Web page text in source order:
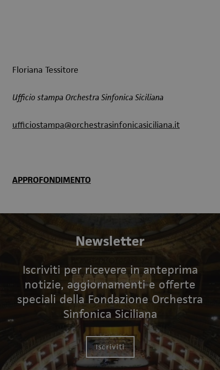
Floriana Tessitore
Ufficio stampa Orchestra Sinfonica Siciliana
ufficiostampa@orchestrasinfonicasiciliana.it
APPROFONDIMENTO
Newsletter
Iscriviti per ricevere in anteprima
notizie, aggiornamenti e offerte
speciali della Fondazione Orchestra
Sinfonica Siciliana
Iscriviti